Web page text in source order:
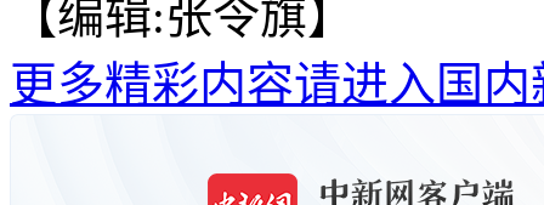
【编辑:张令旗】
更多精彩内容请进入国内